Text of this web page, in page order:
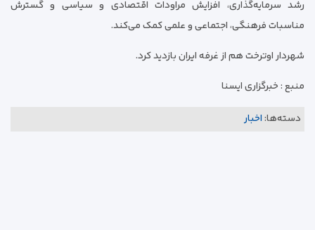
رشد سرمایه‌گذاری، افزایش مراودات اقتصادی و سیاسی و گسترش
مناسبات فرهنگی، اجتماعی و علمی کمک می‌کند.
شهردار اوترخت هم از غرفه ایران بازدید کرد.
منبع : خبرگزاری ایسنا
دسته‌ها:اخبار